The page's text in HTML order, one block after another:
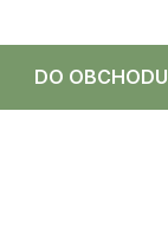
DO OBCHODU